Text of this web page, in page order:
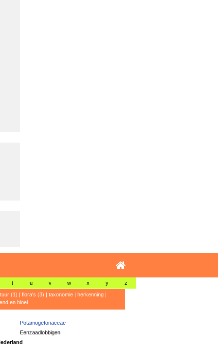
t u v w x y z
(1) | flora's (3) | taxonomie| herkenning|
en bloei
Potamogetonaceae
Eenzaadlobbigen